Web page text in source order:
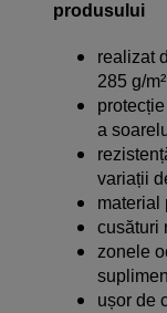
produsului
realizat
285 g/
a
variații
material
cusături
zonele
ușor de